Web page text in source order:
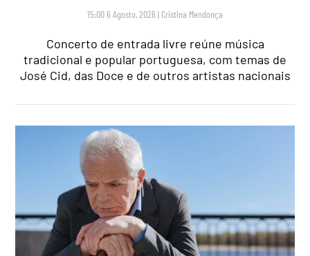
15:00 6 Agosto, 2026 | Cristina Mendonça
Concerto de entrada livre reúne música
tradicional e popular portuguesa, com temas de
José Cid, das Doce e de outros artistas nacionais